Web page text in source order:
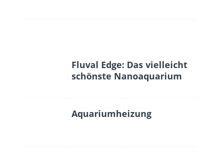
Fluval Edge: Das vielleicht
schönste Nanoaquarium
Aquariumheizung